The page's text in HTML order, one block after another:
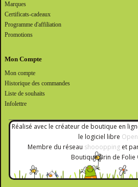
Marques
Certificats-cadeaux
Programme d'affiliation
Promotions
Mon Compte
Mon compte
Historique des commandes
Liste de souhaits
Infolettre
Réalisé avec le créateur de boutique en
le logiciel libre
Membre du réseau shooopping et
Boutique Brin de Folie